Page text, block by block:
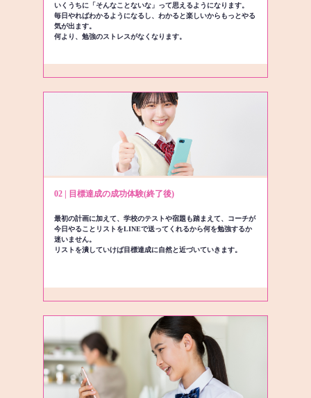
いくうちに「そんなことないな」って思えるようになります。
毎日やればわかるようになるし、わかると楽しいからもっとやる
気が出ます。
何より、勉強のストレスがなくなります。
02 | 目標達成の成功体験(終了後)
最初の計画に加えて、学校のテストや宿題も踏まえて、コーチが
今日やることリストをLINEで送ってくれるから何を勉強するか
迷いません。
リストを潰していけば目標達成に自然と近づいていきます。